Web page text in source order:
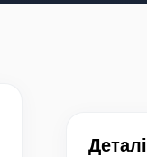
Деталі